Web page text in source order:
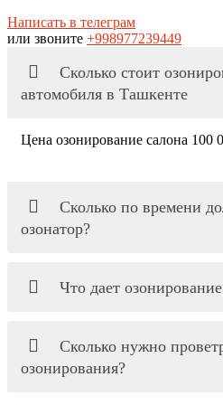
Написать в телеграм
или звоните +998977239449
Сколько стоит
автомобиля в Ташкенте
Цена озонирование салона 100
Сколько по времени
озонатор?
Что дает
Сколько нужно
озонирования?